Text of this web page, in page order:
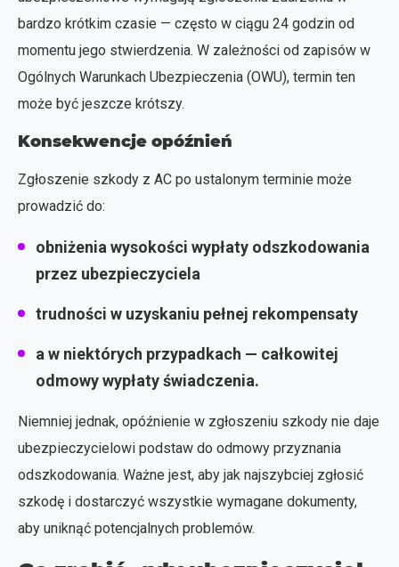
bardzo krótkim czasie — często w ciągu 24 godzin od
momentu jego stwierdzenia. W zależności od zapisów w
Ogólnych Warunkach Ubezpieczenia (OWU), termin ten
może być jeszcze krótszy.
Konsekwencje opóźnień
Zgłoszenie szkody z AC po ustalonym terminie może
prowadzić do:
obniżenia wysokości wypłaty odszkodowania
przez ubezpieczyciela
trudności w uzyskaniu pełnej rekompensaty
a w niektórych przypadkach — całkowitej
odmowy wypłaty świadczenia.
Niemniej jednak, opóźnienie w zgłoszeniu szkody nie daje
ubezpieczycielowi podstaw do odmowy przyznania
odszkodowania. Ważne jest, aby jak najszybciej zgłosić
szkodę i dostarczyć wszystkie wymagane dokumenty,
aby uniknąć potencjalnych problemów.